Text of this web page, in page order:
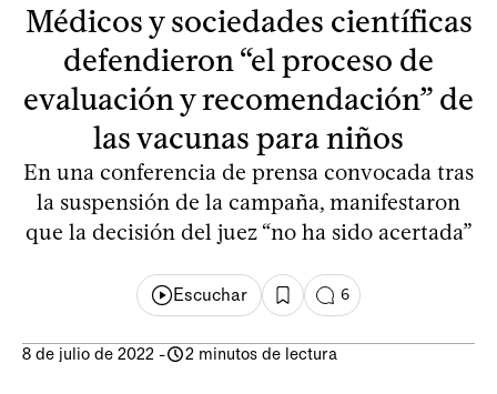
Médicos y sociedades científicas
defendieron “el proceso de
evaluación y recomendación” de
las vacunas para niños
En una conferencia de prensa convocada tras
la suspensión de la campaña, manifestaron
que la decisión del juez “no ha sido acertada”
Escuchar 6
8 de julio de 2022 - 2 minutos de lectura